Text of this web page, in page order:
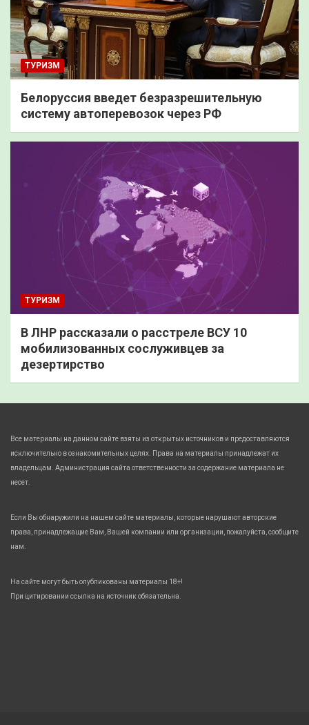
ТУРИЗМ
Белоруссия введет безразрешительную
систему автоперевозок через РФ
ТУРИЗМ
В ЛНР рассказали о расстреле ВСУ 10
мобилизованных сослуживцев за
дезертирство
Все материалы на данном сайте взяты из открытых источников и предоставляются
исключительно в ознакомительных целях. Права на материалы принадлежат их
владельцам. Администрация сайта ответственности за содержание материала не
несет.
Если Вы обнаружили на нашем сайте материалы, которые нарушают авторские
права, принадлежащие Вам, Вашей компании или организации, пожалуйста, сообщите
нам.
На сайте могут быть опубликованы материалы 18+!
При цитировании ссылка на источник обязательна.